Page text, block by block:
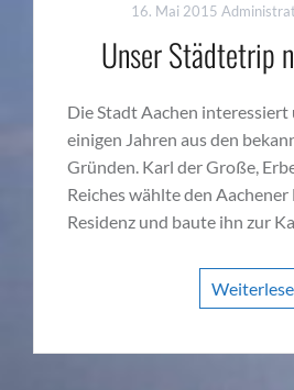
16. Mai 2015
Unser Städtetrip
Die Stadt Aachen interessiert
einigen Jahren aus den
Gründen. Karl der Große,
Reiches wählte den
Residenz und baute ihn zur